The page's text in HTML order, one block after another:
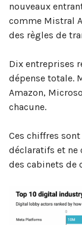
nouveaux
comme Mistral
des règles de
Dix entreprises
dépense totale.
Amazon,
chacune.
Ces chiffres
déclaratifs et ne
des cabinets de